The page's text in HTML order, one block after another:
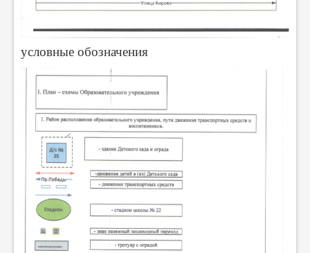
условные обозначения